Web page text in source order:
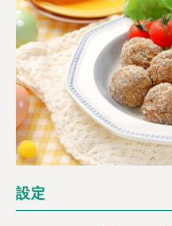
設定